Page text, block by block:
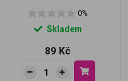
0%
Skladem
89 Kč